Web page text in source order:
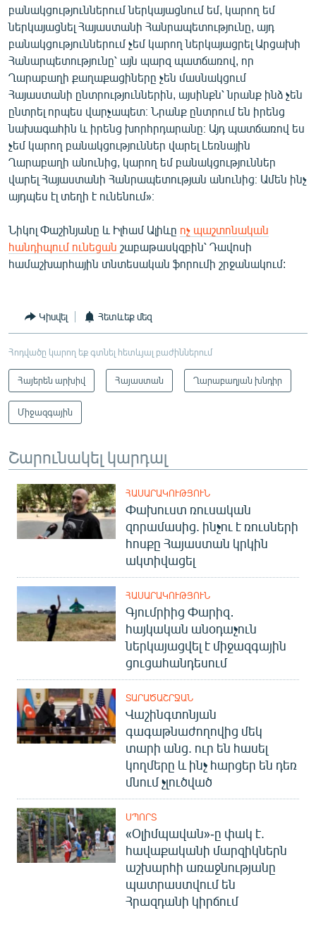
բանակցություններում ներկայացնում եմ, կարող եմ
ներկայացնել Հայաստանի Հանրապետությունը, այդ
բանակցություններում չեմ կարող ներկայացրել Արցախի
Հանարպետությունը՝ այն պարզ պատճառով, որ
Ղարաբաղի քաղաքացիները չեն մասնակցում
Հայաստանի ընտրություններին, այսինքն՝ նրանք ինձ չեն
ընտրել որպես վարչապետ։ Նրանք ընտրում են իրենց
նախագահին և իրենց խորհրդարանը։ Այդ պատճառով ես
չեմ կարող բանակցություններ վարել Լեռնային
Ղարաբաղի անունից, կարող եմ բանակցություններ
վարել Հայաստանի Հանրապետության անունից։ Ամեն ինչ
այդպես էլ տեղի է ունենում»։
Նիկոլ Փաշինյանը և Իլհամ Ալիևը ոչ պաշտոնական
հանդիպում ունեցան շաբաթասկզբին՝ Դավոսի
համաշխարհային տնտեսական ֆորումի շրջանակում:
Կիսվել Հետևեք մեզ
Հոդվածը կարող եք գտնել հետևյալ բաժիններում
Հայերեն արխիվ Հայաստան Ղարաբաղյան խնդիր
Միջազգային
Շարունակել կարդալ
ՀԱՍԱՐԱԿՈՒԹՅՈՒՆ
Փախուստ ռուսական
զորամասից. ինչու է ռուսների
հոսքը Հայաստան կրկին
ակտիվացել
ՀԱՍԱՐԱԿՈՒԹՅՈՒՆ
Գյումրիից Փարիզ․
հայկական անօդաչուն
ներկայացվել է միջազգային
ցուցահանդեսում
ՏԱՐԱԾԱՇՐՋԱՆ
Վաշինգտոնյան
գագաթնաժողովից մեկ
տարի անց. ուր են հասել
կողմերը և ինչ հարցեր են դեռ
մնում չլուծված
ՍՊՈՐՏ
«Օլիմպավան»-ը փակ է.
հավաքականի մարզիկներն
աշխարհի առաջնությանը
պատրաստվում են
Հրազդանի կիրճում